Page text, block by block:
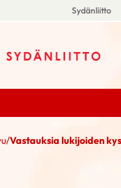
Sydänliitto
/Vastauksia lukijoiden